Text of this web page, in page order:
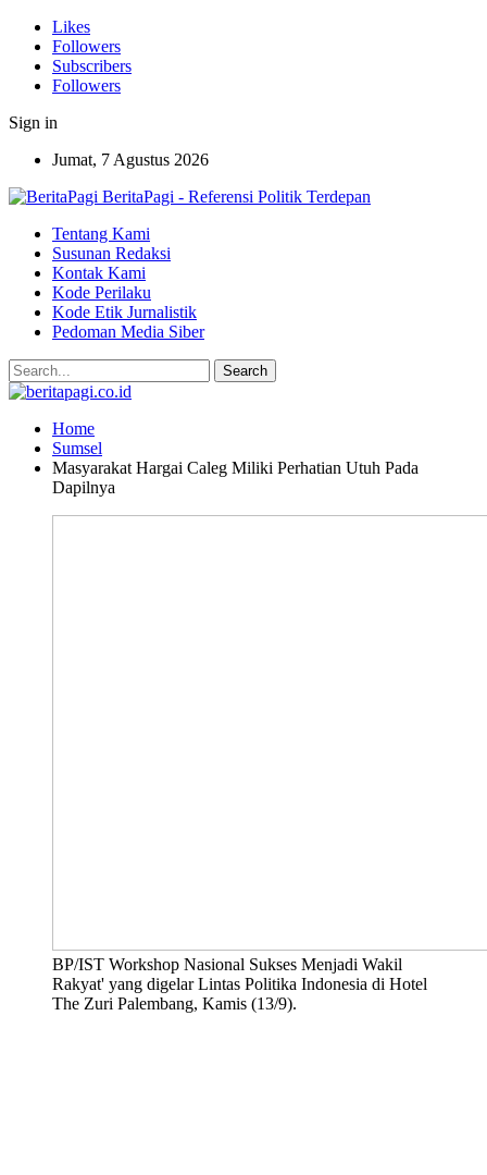
Likes
Followers
Subscribers
Followers
Sign in
Jumat, 7 Agustus 2026
BeritaPagi - Referensi Politik Terdepan
Tentang Kami
Susunan Redaksi
Kontak Kami
Kode Perilaku
Kode Etik Jurnalistik
Pedoman Media Siber
Home
Sumsel
Masyarakat Hargai Caleg Miliki Perhatian Utuh Pada
Dapilnya
BP/IST Workshop Nasional Sukses Menjadi Wakil
Rakyat' yang digelar Lintas Politika Indonesia di Hotel
The Zuri Palembang, Kamis (13/9).